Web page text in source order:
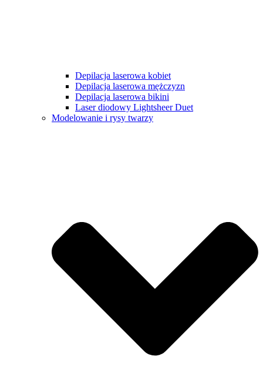
Depilacja laserowa kobiet
Depilacja laserowa mężczyzn
Depilacja laserowa bikini
Laser diodowy Lightsheer Duet
Modelowanie i rysy twarzy